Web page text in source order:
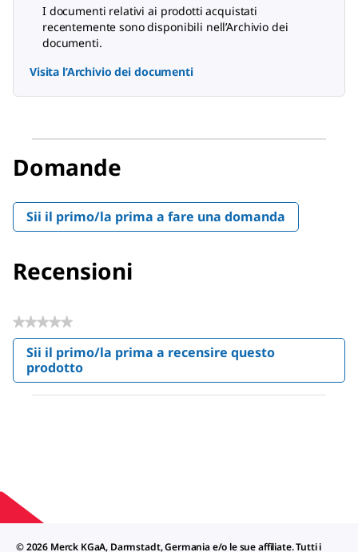
I documenti relativi ai prodotti acquistati
recentemente sono disponibili nell’Archivio dei
documenti.
Visita l’Archivio dei documenti
Domande
Sii il primo/la prima a fare una domanda
Recensioni
★★★★★
Nessuna
valutazione
Sii il primo/la prima a recensire questo
prodotto
Questa
azione
© 2026 Merck KGaA, Darmstadt, Germania e/o le sue affiliate. Tutti i